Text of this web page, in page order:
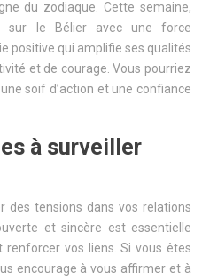
du zodiaque. Cette semaine,
sur le Bélier avec une force
positive qui amplifie ses qualités
et de courage. Vous pourriez
soif d’action et une confiance
à surveiller
des tensions dans vos relations
et sincère est essentielle
vos liens. Si vous êtes
encourage à vous affirmer et à